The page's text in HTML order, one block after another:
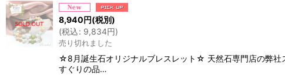
8,940円(税別)
(税込: 9,834円)
売り切れました
☆8月誕生石オリジナルブレスレット☆ 天然石専門店の弊社
すぐりの品…